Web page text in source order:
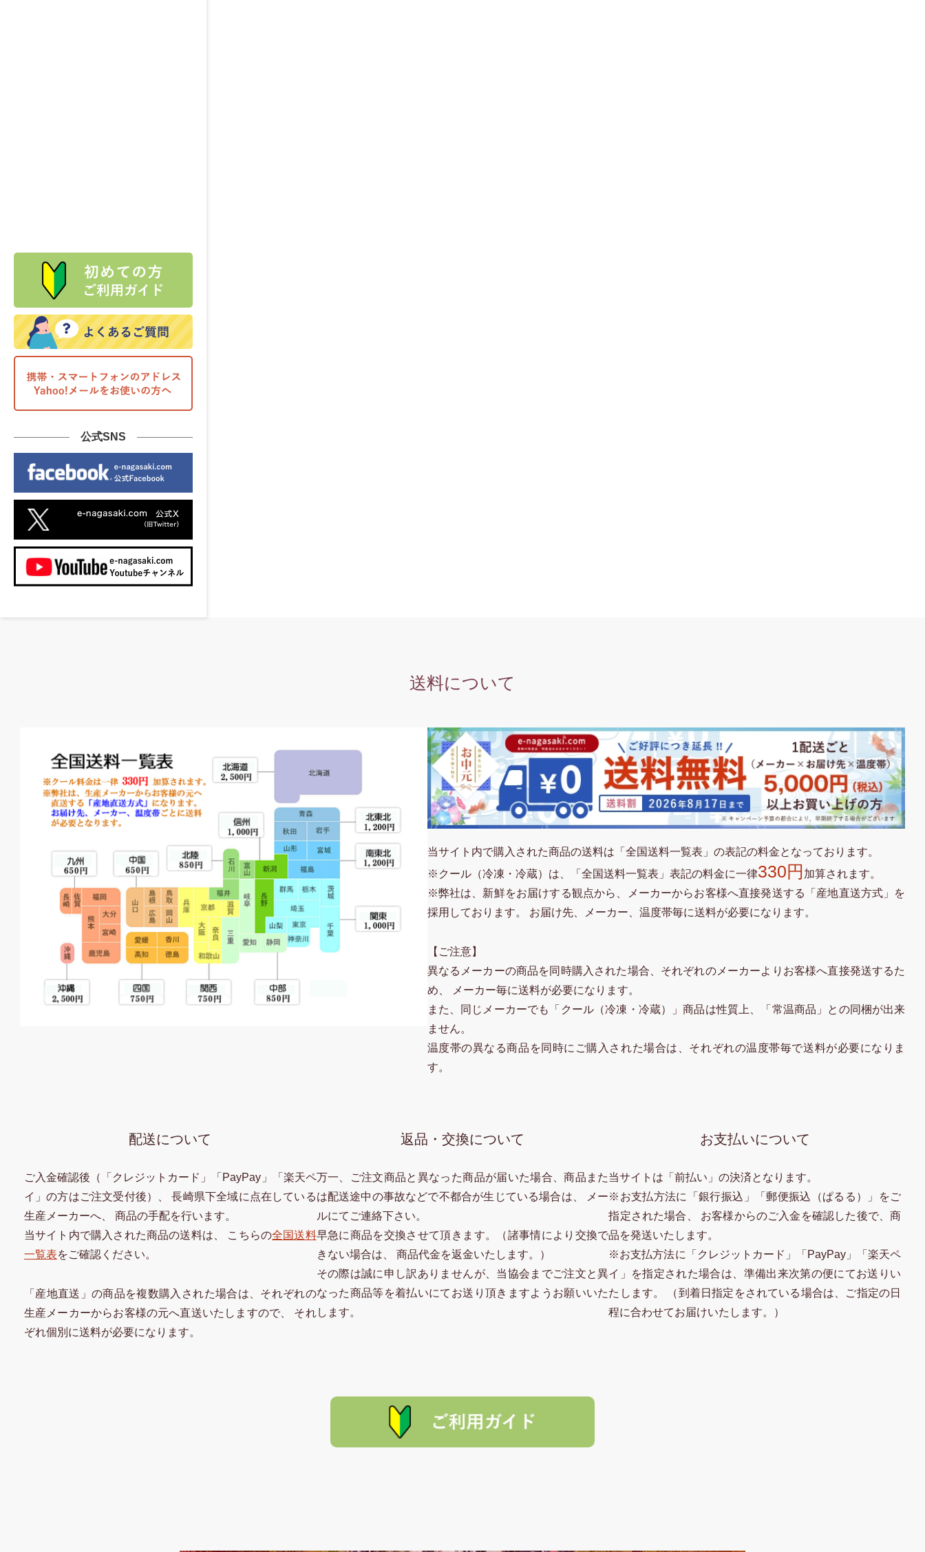
公式SNS
送料について
当サイト内で購入された商品の送料は「全国送料一覧表」の表記の料金となっております。
※クール（冷凍・冷蔵）は、「全国送料一覧表」表記の料金に一律330円 加算されます。
※弊社は、新鮮をお届けする観点から、メーカーからお客様へ直接発送する「産地直送方式」を
採用しております。 お届け先、メーカー、温度帯毎に送料が必要になります。
【ご注意】
異なるメーカーの商品を同時購入された場合、それぞれのメーカーよりお客様へ直接発送するた
め、 メーカー毎に送料が必要になります。
また、同じメーカーでも「クール（冷凍・冷蔵）」商品は性質上、「常温商品」との同梱が出来
ません。
温度帯の異なる商品を同時にご購入された場合は、それぞれの温度帯毎で送料が必要になりま
す。
配送について
ご入金確認後（「クレジットカード」「PayPay」「楽天ペ
イ」の方はご注文受付後）、 長崎県下全域に点在している
生産メーカーへ、 商品の手配を行います。
当サイト内で購入された商品の送料は、 こちらの全国送料
一覧表をご確認ください。
「産地直送」の商品を複数購入された場合は、それぞれの
生産メーカーからお客様の元へ直送いたしますので、 それ
ぞれ個別に送料が必要になります。
返品・交換について
万一、ご注文商品と異なった商品が届いた場合、商品また
は配送途中の事故などで不都合が生じている場合は、 メー
ルにてご連絡下さい。
早急に商品を交換させて頂きます。（諸事情により交換で
きない場合は、 商品代金を返金いたします。）
その際は誠に申し訳ありませんが、当協会までご注文と異
なった商品等を着払いにてお送り頂きますようお願いいた
します。
お支払いについて
当サイトは「前払い」の決済となります。
※お支払方法に「銀行振込」「郵便振込（ぱるる）」をご
指定された場合、 お客様からのご入金を確認した後で、商
品を発送いたします。
※お支払方法に「クレジットカード」「PayPay」「楽天ペ
イ」を指定された場合は、準備出来次第の便にてお送りい
たします。 （到着日指定をされている場合は、ご指定の日
程に合わせてお届けいたします。）